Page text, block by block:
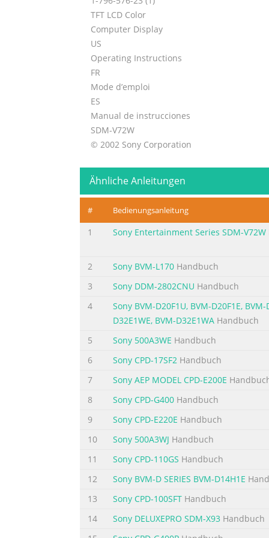
TFT LCD Color
Computer Display
US
Operating Instructions
FR
Mode d’emploi
ES
Manual de instrucciones
SDM-V72W
© 2002 Sony Corporation
Inhaltszusammenfassung zur Seite
Owner’s Record Reorient or relocate the
in the spaces provided Increase the
receiver. regarding this product. This
______________________________ If shipped to
Table of Contents Precautions - - - - - - - - -
controls - - - - - - - - - - - - - - - - - 5 PICTURE
Inhaltszusammenfassung zur Seite
Precautions Warning on power
power cord. If you use a Do not install or
heating vent, or in Do not push on or scratch
Inhaltszusammenfassung zur Seite
About the built-in stereo speakers
Be sure to keep magnetic recording
floppy discs away from the speaker’s
button turns the display on. To turn the
Ähnliche Anleitungen
# Bedienungsanleitung
1 Sony Entertainment Series SDM-V72W
2 Sony BVM-L170 Handbuch
3
Sony DDM-2802CNU Handbuch
4
Sony BVM-D20F1U, BVM-D20F1E,
D32E1WE, BVM-D32E1WA Handbuch
5 Sony 500A3WE Handbuch
6
Sony CPD-17SF2 Handbuch
7
Sony AEP MODEL CPD-E200E
8
Sony CPD-G400 Handbuch
9
Sony CPD-E220E Handbuch
10
Sony 500A3WJ Handbuch
11
Sony CPD-110GS Handbuch
12
Sony BVM-D SERIES BVM-D14H1E
13
Sony CPD-100SFT Handbuch
14
Sony DELUXEPRO SDM-X93 Handbuch